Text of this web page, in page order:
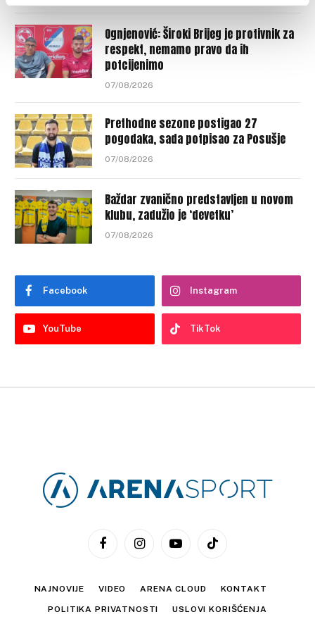
Ognjenović: Široki Brijeg je protivnik za
respekt, nemamo pravo da ih
potcijenimo
07/08/2026
Prethodne sezone postigao 27
pogodaka, sada potpisao za Posušje
07/08/2026
Baždar zvanično predstavljen u novom
klubu, zadužio je ‘devetku’
07/08/2026
Facebook Instagram
YouTube TikTok
FacebookInstagramYouTubeTikTok
NAJNOVIJE VIDEO ARENA CLOUD KONTAKT
POLITIKA PRIVATNOSTI USLOVI KORIŠĆENJA